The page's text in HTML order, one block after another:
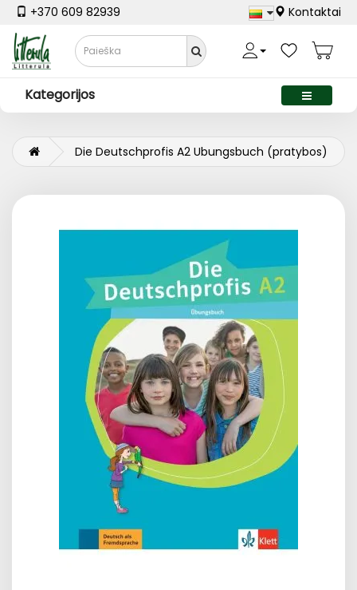
+370 609 82939 Kontaktai
Kategorijos
Die Deutschprofis A2 Ubungsbuch (pratybos)